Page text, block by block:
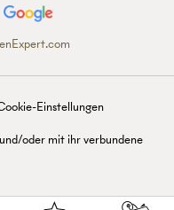
Einstellungen
oder mit ihr verbun­dene